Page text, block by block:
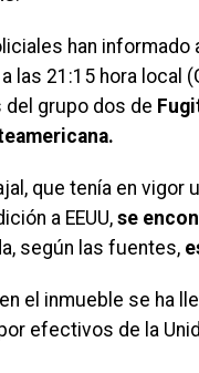
han informado
las 21:15 hora local
del grupo dos de
que tenía en
a EEUU, se
según las fuentes,
el inmueble se ha
efectivos de la